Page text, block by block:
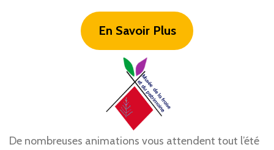
En Savoir Plus
De nombreuses animations vous attendent tout l’été